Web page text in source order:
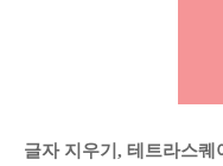
글자 지우기, 테트라스